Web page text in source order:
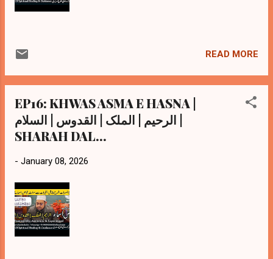
READ MORE
EP16: KHWAS ASMA E HASNA |
الرحیم | الملک | القدوس | السلام |
SHARAH DAL...
- January 08, 2026